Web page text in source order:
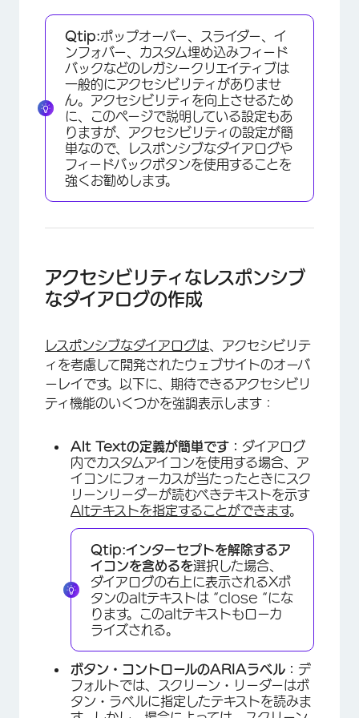
Qtip:ポップオーバー、スライダー、イ
ンフォバー、カスタム埋め込みフィード
バックなどのレガシークリエイティブは
一般的にアクセシビリティがありませ
ん。アクセシビリティを向上させるため
に、このページで説明している設定もあ
りますが、アクセシビリティの設定が簡
単なので、レスポンシブなダイアログや
フィードバックボタンを使用することを
強くお勧めします。
アクセシビリティなレスポンシブ
なダイアログの作成
レスポンシブなダイアログは 、アクセシビリテ
ィを考慮して開発されたウェブサイトのオーバ
ーレイです。以下に、期待できるアクセシビリ
ティ機能のいくつかを強調表示します：
Alt Textの定義が簡単です： ダイアログ
内でカスタムアイコンを使用する場合、ア
イコンにフォーカスが当たったときにスク
リーンリーダーが読むべきテキストを示す
Altテキストを指定することができます。
Qtip:インターセプトを解除するア
イコンを含めるを選択した場合、
ダイアログの右上に表示されるXボ
タンのaltテキストは “close “にな
ります。このaltテキストもローカ
ライズされる。
ボタン・コントロールのARIAラベル： デ
フォルトでは、スクリーン・リーダーはボ
タン・ラベルに指定したテキストを読みま